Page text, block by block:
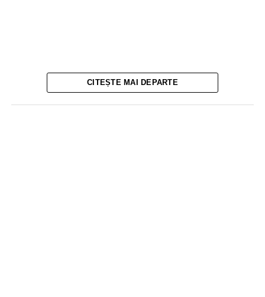
CITEȘTE MAI DEPARTE